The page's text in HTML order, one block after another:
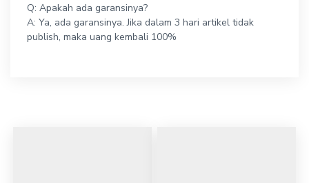
Q: Apakah ada garansinya?
A: Ya, ada garansinya. Jika dalam 3 hari artikel tidak
publish, maka uang kembali 100%